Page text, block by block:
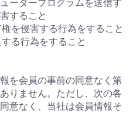
ータープログラムを送信す
すること
を侵害する行為をすること
る行為をすること
を会員の事前の同意なく第
りません。ただし、次の各
意なく、当社は会員情報そ